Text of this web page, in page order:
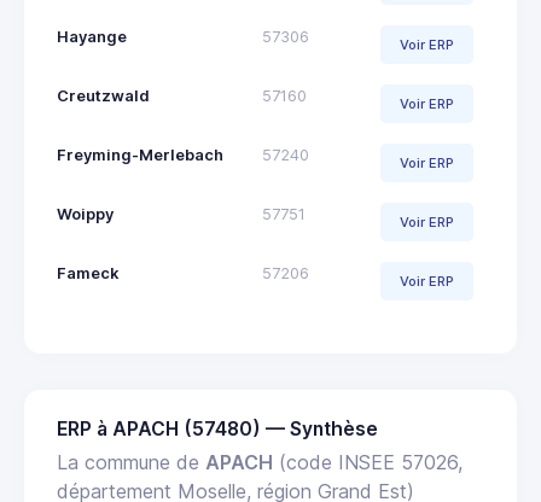
Hayange 57306 Voir ERP
Creutzwald 57160 Voir ERP
Freyming-Merlebach 57240 Voir ERP
Woippy 57751 Voir ERP
Fameck 57206 Voir ERP
ERP à APACH (57480) — Synthèse
La commune de APACH (code INSEE 57026,
département Moselle, région Grand Est)